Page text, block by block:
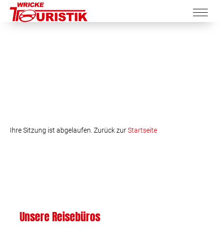
Ihre Sitzung ist abgelaufen. Zurück zurStartseite
Unsere Reisebüros